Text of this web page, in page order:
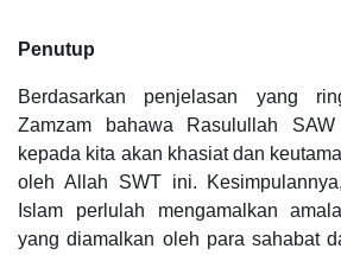
Penutup
Berdasarkan penjelasan yang
Zamzam bahawa Rasulullah
kepada kita akan khasiat dan
oleh Allah SWT ini.
Islam perlulah mengamalkan
yang diamalkan oleh para sahabat